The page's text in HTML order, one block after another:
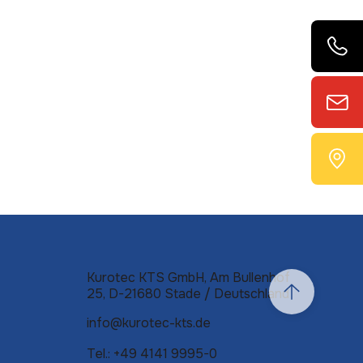
Tel.: +49 4141 9995-0
Kurotec KTS GmbH, Am Bullenhof
25, D-21680 Stade / Deutschland
info@kurotec-kts.de